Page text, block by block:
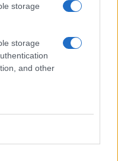
storage
storage
and other
rossa. Approvato il